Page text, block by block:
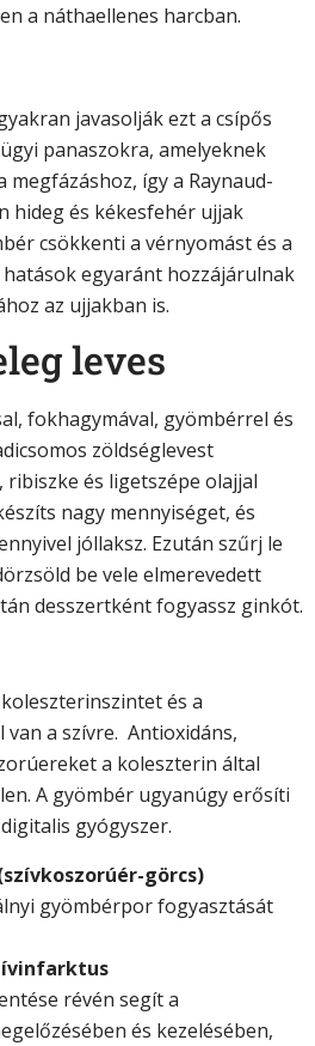
a náthaellenes harcban.
javasolják ezt a csípős
panaszokra, amelyeknek
megfázáshoz, így a Raynaud-
hideg és kékesfehér ujjak
csökkenti a vérnyomást és a
egyaránt hozzájárulnak
az ujjakban is.
leves
fokhagymával, gyömbérrel és
zöldséglevest
és ligetszépe olajjal
nagy mennyiséget, és
jóllaksz. Ezután szűrj le
be vele elmerevedett
desszertként fogyassz ginkót.
és a
a szívre. Antioxidáns,
a koleszterin által
A gyömbér ugyanúgy erősíti
gyógyszer.
görcs)
gyömbérpor fogyasztását
révén segít a
és kezelésében,